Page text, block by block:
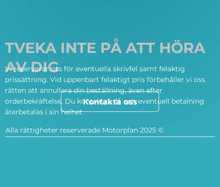
TVEKA INTE PÅ ATT HÖRA
AV DIG
Kontakta oss
Vi reserverar oss för eventuella skrivfel samt felaktig
prissättning. Vid uppenbart felaktigt pris förbehåller vi oss
rätten att annullera din beställning, även efter
orderbekräftelse. Du kontaktas då och eventuell betalning
återbetalas i sin helhet.
Alla rättigheter reserverade Motorplan 2025 ©